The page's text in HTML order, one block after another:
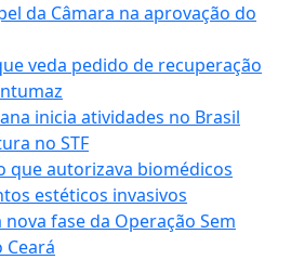
da Câmara na aprovação do
veda pedido de recuperação
inicia atividades no Brasil
no STF
que autorizava biomédicos
estéticos invasivos
fase da Operação Sem
Ceará